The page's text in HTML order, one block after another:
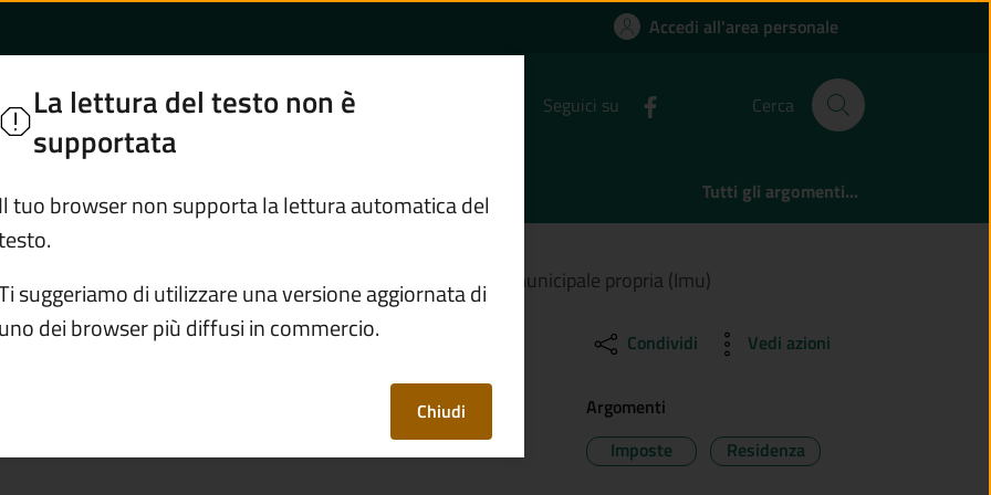
versamento dell'imposta municipale
Accedi all'area personale
Seguici su Cerca
Servizi Vivere Sulzano Tutti gli argomenti...
Comunicare errori nel versamento dell'imposta municipale propria (Imu)
versamento
propria
Condividi Vedi azioni
La lettura del testo non è
supportata
Il tuo browser non supporta la lettura automatica del
suggeriamo di utilizzare una versione aggiornata di
uno dei browser più diffusi in commercio.
Chiudi
Argomenti
Imposte
Residenza